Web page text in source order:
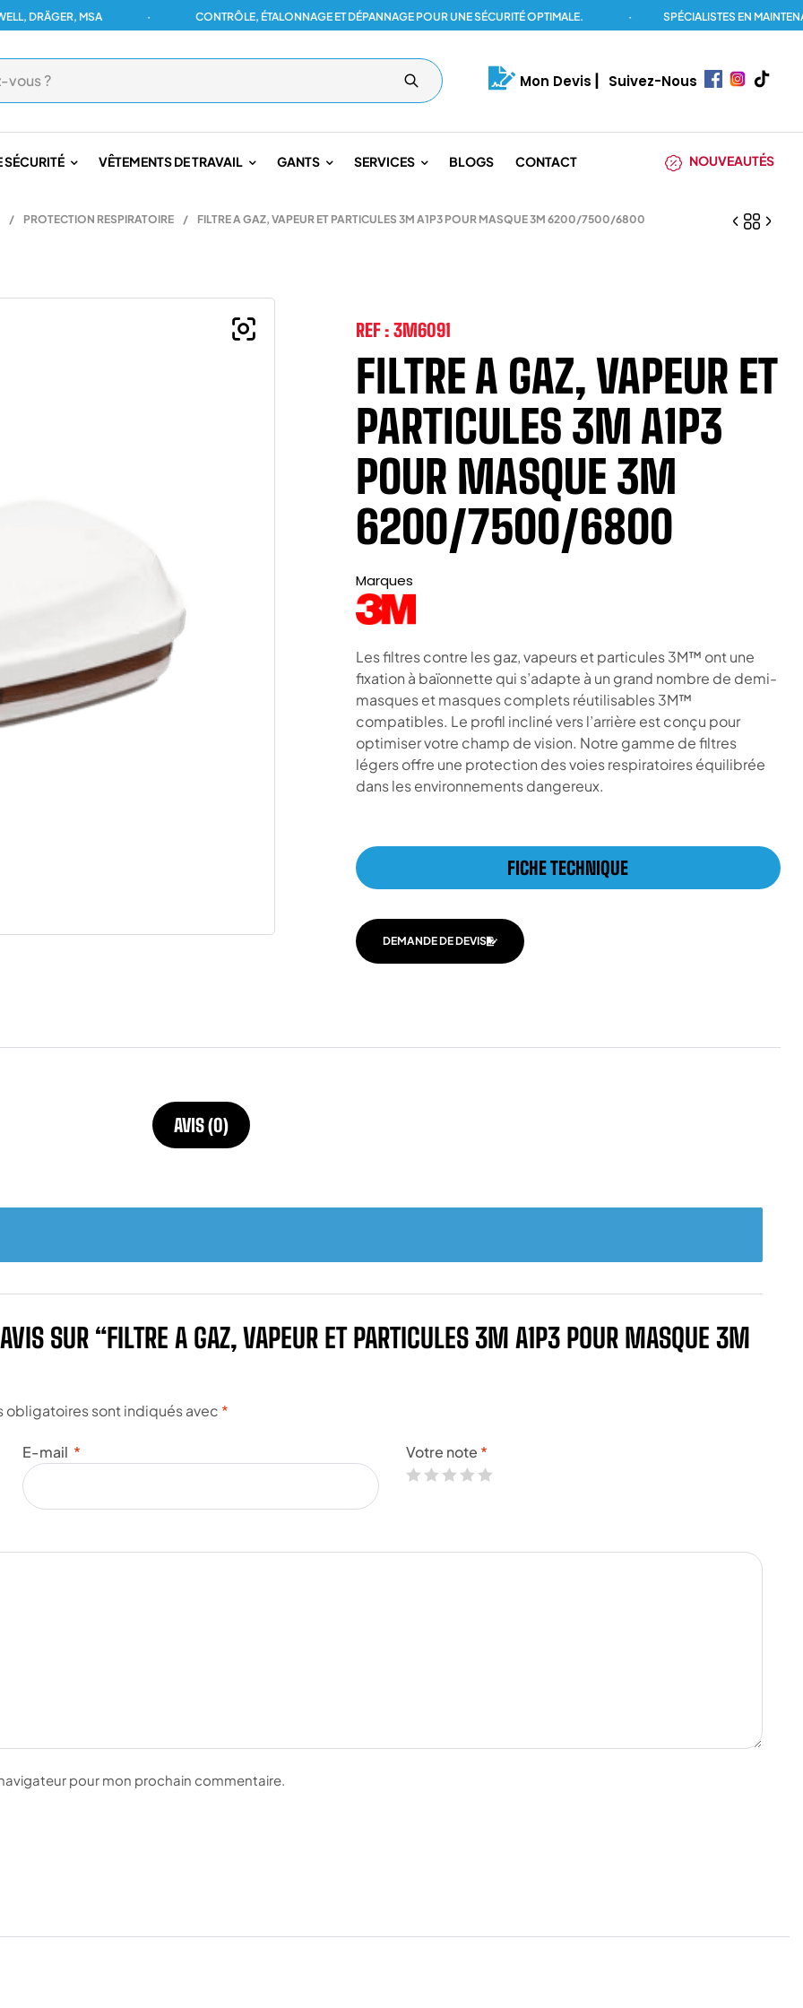
MSA CONTRÔLE, ÉTALONNAGE ET DÉPANNAGE POUR UNE SÉCURITÉ OPTIMALE. SPÉCIALISTES EN
Mon Devis Suivez-Nous
SÉCURITÉ VÊTEMENTS DE TRAVAIL GANTS SERVICES BLOGS CONTACT NOUVEAUTÉS
/ PROTECTION RESPIRATOIRE / FILTRE A GAZ, VAPEUR ET PARTICULES 3M A1P3 POUR MASQUE 3M 6200/7500/6800
REF : 3M6091
FILTRE A GAZ, VAPEUR ET
PARTICULES 3M A1P3
POUR MASQUE 3M
6200/7500/6800
Marques
Les filtres contre les gaz, vapeurs et particules 3M™ ont une
fixation à baïonnette qui s’adapte à un grand nombre de demi-
masques et masques complets réutilisables 3M™
compatibles. Le profil incliné vers l’arrière est conçu pour
optimiser votre champ de vision. Notre gamme de filtres
légers offre une protection des voies respiratoires équilibrée
dans les environnements dangereux.
FICHE TECHNIQUE
DEMANDE DE DEVIS
AVIS (0)
SUR “FILTRE A GAZ, VAPEUR ET PARTICULES 3M A1P3 POUR MASQUE 3M
obligatoires sont indiqués avec *
Votre note *
E-mail *
pour mon prochain commentaire.